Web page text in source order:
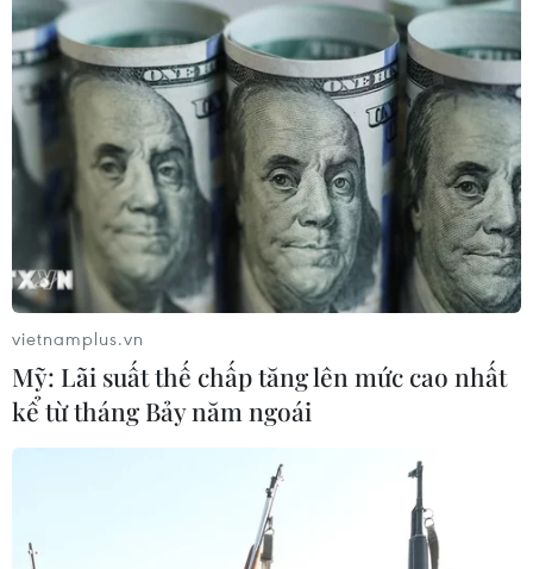
vietnamplus.vn
Mỹ: Lãi suất thế chấp tăng lên mức cao nhất
kể từ tháng Bảy năm ngoái